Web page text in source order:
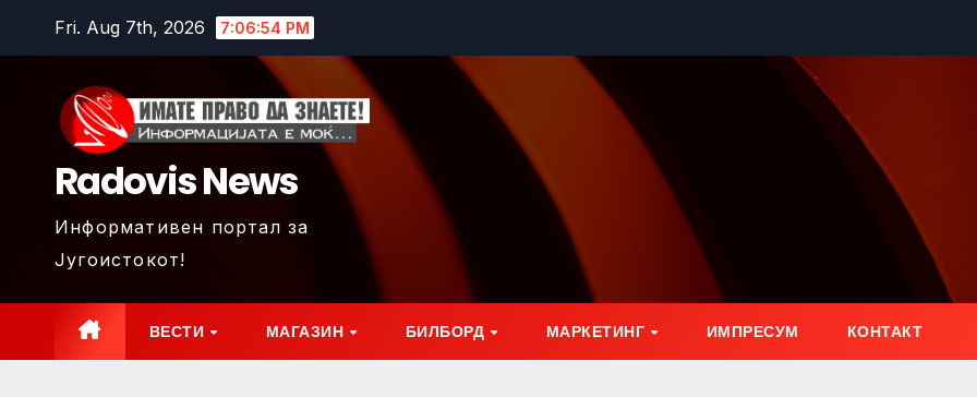
Fri. Aug 7th, 2026 7:06:56 PM
Radovis News
Информативен портал за
Југоистокот!
ВЕСТИ МАГАЗИН БИЛБОРД МАРКЕТИНГ ИМПРЕСУМ КОНТАКТ